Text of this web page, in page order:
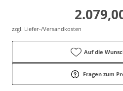
zzgl. Liefer-/Versandkosten
Auf die
Fragen zum